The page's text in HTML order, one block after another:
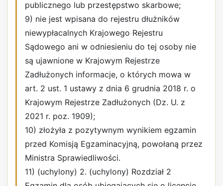
publicznego lub przestępstwo skarbowe;
9) nie jest wpisana do rejestru dłużników
niewypłacalnych Krajowego Rejestru
Sądowego ani w odniesieniu do tej osoby nie
są ujawnione w Krajowym Rejestrze
Zadłużonych informacje, o których mowa w
art. 2 ust. 1 ustawy z dnia 6 grudnia 2018 r. o
Krajowym Rejestrze Zadłużonych (Dz. U. z
2021 r. poz. 1909);
10) złożyła z pozytywnym wynikiem egzamin
przed Komisją Egzaminacyjną, powołaną przez
Ministra Sprawiedliwości.
11) (uchylony) 2. (uchylony) Rozdział 2